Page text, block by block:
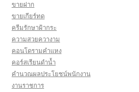
ขายฝาก
ขายเกียร์ทด
ครีมรักษาฝ้ากระ
ความสวยควางาม
คอนโดรามคำแหง
คอร์สเรียนดำน้ำ
คำนวณผลประโยชน์พนักงาน
งานราชการ